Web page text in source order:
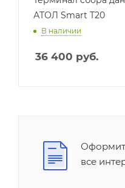
АТОЛ Smart T20
В наличии
36 400 руб.
все